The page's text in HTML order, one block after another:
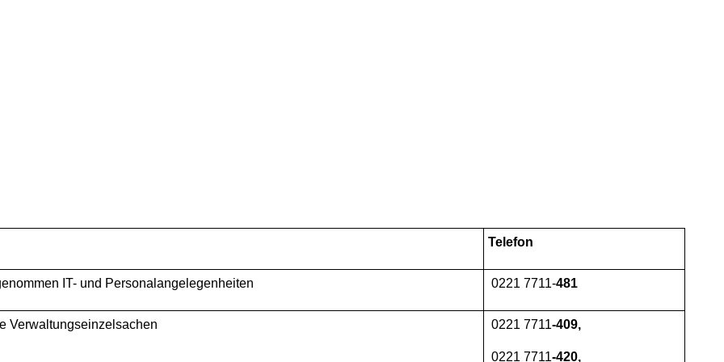
Telefon
IT- und Personalangelegenheiten 0221 7711-481
Verwaltungseinzelsachen 0221 7711-409,
0221 7711-420,